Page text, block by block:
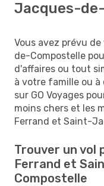
Jacques-
Vous avez prévu
de-Compostelle
d'affaires ou tout
à votre famille ou à
sur GO Voyages
moins chers et les
Ferrand et Saint-
Trouver un vol
Ferrand et
Compostelle